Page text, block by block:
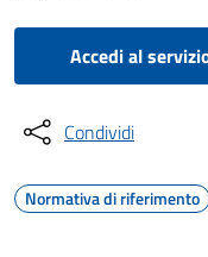
Accedi al
Condividi
Normativa di riferimento